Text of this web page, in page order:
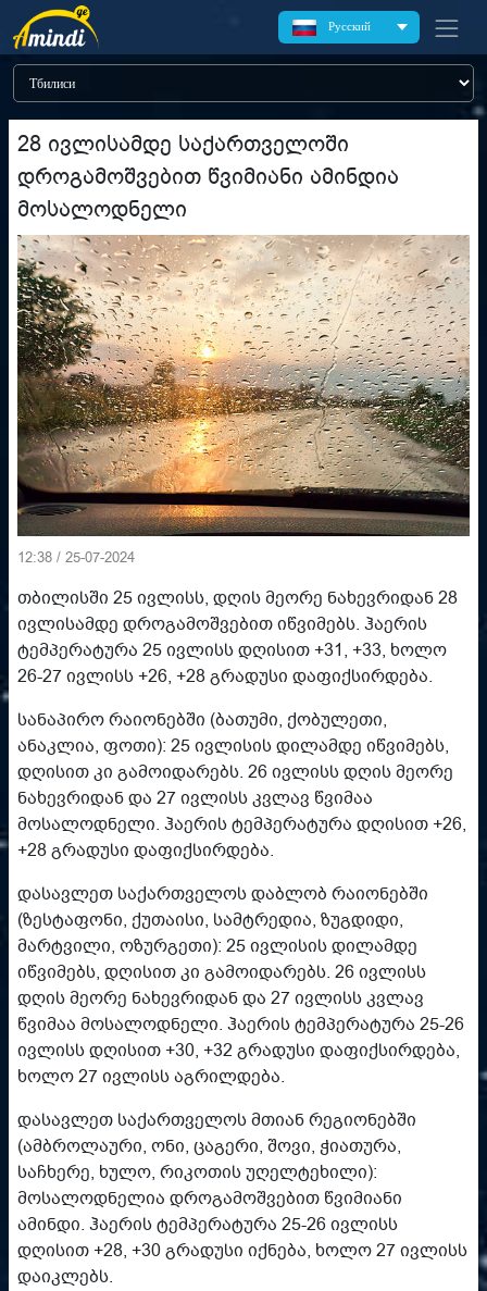
Русский
28 ივლისამდე საქართველოში
დროგამოშვებით წვიმიანი ამინდია
მოსალოდნელი
12:38 / 25-07-2024
თბილისში 25 ივლისს, დღის მეორე ნახევრიდან 28
ივლისამდე დროგამოშვებით იწვიმებს. ჰაერის
ტემპერატურა 25 ივლისს დღისით +31, +33, ხოლო
26-27 ივლისს +26, +28 გრადუსი დაფიქსირდება.
სანაპირო რაიონებში (ბათუმი, ქობულეთი,
ანაკლია, ფოთი): 25 ივლისის დილამდე იწვიმებს,
დღისით კი გამოიდარებს. 26 ივლისს დღის მეორე
ნახევრიდან და 27 ივლისს კვლავ წვიმაა
მოსალოდნელი. ჰაერის ტემპერატურა დღისით +26,
+28 გრადუსი დაფიქსირდება.
დასავლეთ საქართველოს დაბლობ რაიონებში
(ზესტაფონი, ქუთაისი, სამტრედია, ზუგდიდი,
მარტვილი, ოზურგეთი): 25 ივლისის დილამდე
იწვიმებს, დღისით კი გამოიდარებს. 26 ივლისს
დღის მეორე ნახევრიდან და 27 ივლისს კვლავ
წვიმაა მოსალოდნელი. ჰაერის ტემპერატურა 25-26
ივლისს დღისით +30, +32 გრადუსი დაფიქსირდება,
ხოლო 27 ივლისს აგრილდება.
დასავლეთ საქართველოს მთიან რეგიონებში
(ამბროლაური, ონი, ცაგერი, შოვი, ჭიათურა,
საჩხერე, ხულო, რიკოთის უღელტეხილი):
მოსალოდნელია დროგამოშვებით წვიმიანი
ამინდი. ჰაერის ტემპერატურა 25-26 ივლისს
დღისით +28, +30 გრადუსი იქნება, ხოლო 27 ივლისს
დაიკლებს.